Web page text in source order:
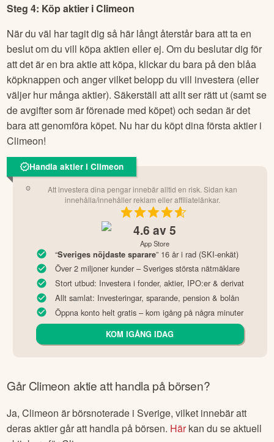
Läs mer och öppna KF hos Avanza
Steg 3: Sök efterClimeon
När du sedan börjar bli redo att köpa dina första aktier kan
du enkelt och smidigt söka fram aktien via sökfältet (övre
högre hörnet). På aktiesidan finner du även mer information
om aktien/bolaget.
Steg 4: Köp aktier i
När du väl har tagit dig så här långt återstår bara att ta en
beslut om du vill köpa aktien eller ej. Om du beslutar dig för
att det är en bra aktie att köpa, klickar du bara på den blåa
köpknappen och anger vilket belopp du vill investera (eller
väljer hur många aktier). Säkerställ att allt ser rätt ut (samt se
de avgifter som är förenade med köpet) och sedan är det
bara att genomföra köpet. Nu har du köpt dina första aktier i
Climeon!
Handla aktier i Climeon
Att investera dina pengar innebär alltid en risk. Sidan kan
innehålla/innehåller reklam eller affiliatelänkar.
“Sveriges nöjdaste sparare” 16 år i rad (SKI-enkät)
Stort utbud: Investera i fonder, aktier, IPO:er & derivat
Allt samlat: Investeringar, sparande, pension & bolån